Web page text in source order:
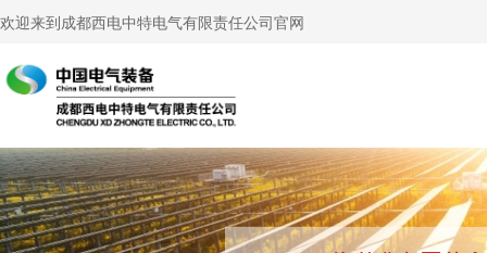
欢迎来到成都西电中特电气有限责任公司官网